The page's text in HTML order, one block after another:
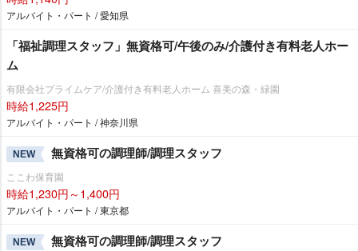
アルバイト・パート / 愛知県
「福祉調理スタッフ」無資格可/午後のみ/介護付き有料老人ホー
ム
有限会社プライムケア/介護付き有料老人ホーム 喜美の森・緑園
時給1,225円
アルバイト・パート / 神奈川県
NEW 無資格可の調理師/調理スタッフ
ここわ保育園
時給1,230円～1,400円
アルバイト・パート / 東京都
NEW 無資格可の調理師/調理スタッフ